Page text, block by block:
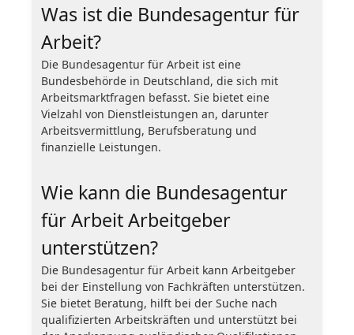
Was ist die Bundesagentur für
Arbeit?
Die Bundesagentur für Arbeit ist eine
Bundesbehörde in Deutschland, die sich mit
Arbeitsmarktfragen befasst. Sie bietet eine
Vielzahl von Dienstleistungen an, darunter
Arbeitsvermittlung, Berufsberatung und
finanzielle Leistungen.
Wie kann die Bundesagentur
für Arbeit Arbeitgeber
unterstützen?
Die Bundesagentur für Arbeit kann Arbeitgeber
bei der Einstellung von Fachkräften unterstützen.
Sie bietet Beratung, hilft bei der Suche nach
qualifizierten Arbeitskräften und unterstützt bei